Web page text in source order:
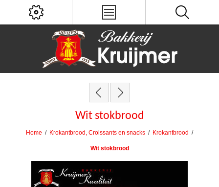
Wit stokbrood
Home / Krokantbrood, Croissants en snacks / Krokantbrood /
Wit stokbrood